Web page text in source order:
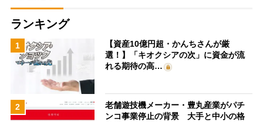
ランキング
1
【資産10億円超・かんちさんが厳
選！】「キオクシアの次」に資金が流
れる期待の高…
2
老舗遊技機メーカー・豊丸産業がパチ
ンコ事業停止の背景 大手と中小の格